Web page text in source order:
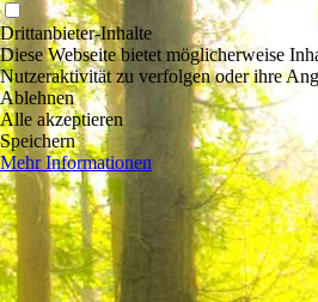
Drittanbieter-Inhalte
Diese Webseite bietet möglicherweise
Nutzeraktivität zu verfolgen oder ihre
Ablehnen
Alle akzeptieren
Speichern
Mehr Informationen